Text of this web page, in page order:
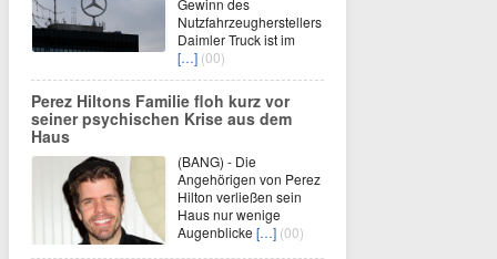
Gewinn des
Nutzfahrzeugherstellers
Daimler Truck ist im
[…] (00)
Perez Hiltons Familie floh kurz vor
seiner psychischen Krise aus dem
Haus
(BANG) - Die
Angehörigen von Perez
Hilton verließen sein
Haus nur wenige
Augenblicke […] (00)